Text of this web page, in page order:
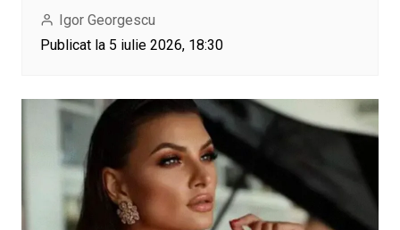
Igor Georgescu
Publicat la 5 iulie 2026, 18:30